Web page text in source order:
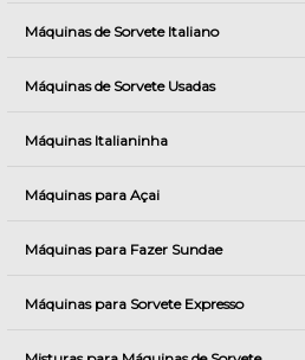
Máquinas de Sorvete Italiano
Máquinas de Sorvete Usadas
Máquinas Italianinha
Máquinas para Açai
Máquinas para Fazer Sundae
Máquinas para Sorvete Expresso